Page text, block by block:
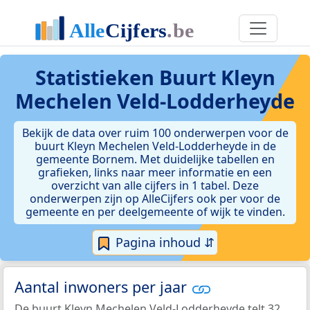
Statistieken Buurt Kleyn
Mechelen Veld-Lodderheyde
Bekijk de data over ruim 100 onderwerpen voor de
buurt Kleyn Mechelen Veld-Lodderheyde in de
gemeente Bornem. Met duidelijke tabellen en
grafieken, links naar meer informatie en een
overzicht van alle cijfers in 1 tabel. Deze
onderwerpen zijn op AlleCijfers ook per voor de
gemeente en per deelgemeente of wijk te vinden.
Pagina inhoud ⇵
Aantal inwoners per jaar